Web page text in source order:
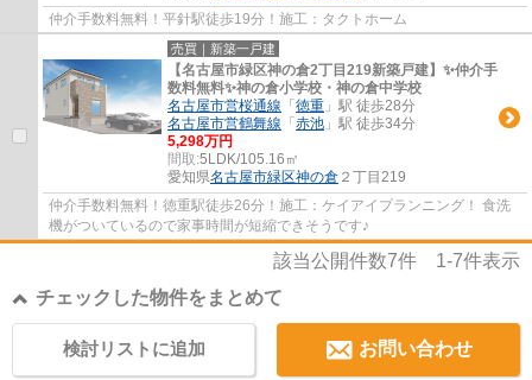
仲介手数料無料！平針駅徒歩19分！施工：タクトホーム
売買｜新築一戸建
【名古屋市緑区神の倉2丁目219新築戸建】✨️仲介手
数料無料✨️神の倉小学校・神の倉中学校
名古屋市営桜通線 「 徳重 」駅 徒歩28分
名古屋市営鶴舞線 「 赤池 」駅 徒歩34分
5,298万円
間取:5LDK/105.16㎡
愛知県名古屋市緑区神の倉 ２丁目219
仲介手数料無料！徳重駅徒歩26分！施工：ケイアイプランニング！ 食洗
機がついているので家事時間が短縮できそうです♪
該当公開件数7件 1-7件表示
チェックした物件をまとめて
お問い合わせ
検討リストに追加